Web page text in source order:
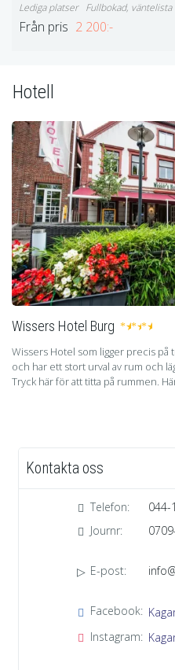
Fullbokad, väntelista
2 200:-
Hotell
Wissers Hotel Burg ★★★
Wissers Hotel som ligger precis på
och har ett stort urval av rum och
Tryck här för att titta på rummen.
Kontakta oss
Telefon:
044-
Journr:
E-post:
Facebook:
Instagram: